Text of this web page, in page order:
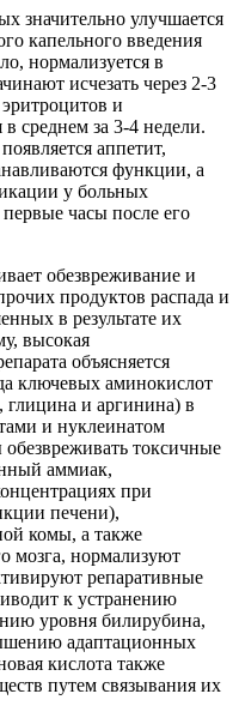
значительно улучшается
капельного введения
нормализуется в
исчезать через 2-3
и
среднем за 3-4 недели.
аппетит,
функции, а
у больных
часы после его
обезвреживание и
продуктов распада и
в результате их
высокая
объясняется
ключевых аминокислот
и аргинина) в
и нуклеинатом
токсичные
аммиак,
при
печени),
комы, а также
мозга, нормализуют
репаративные
к устранению
уровня билирубина,
адаптационных
кислота также
путем связывания их